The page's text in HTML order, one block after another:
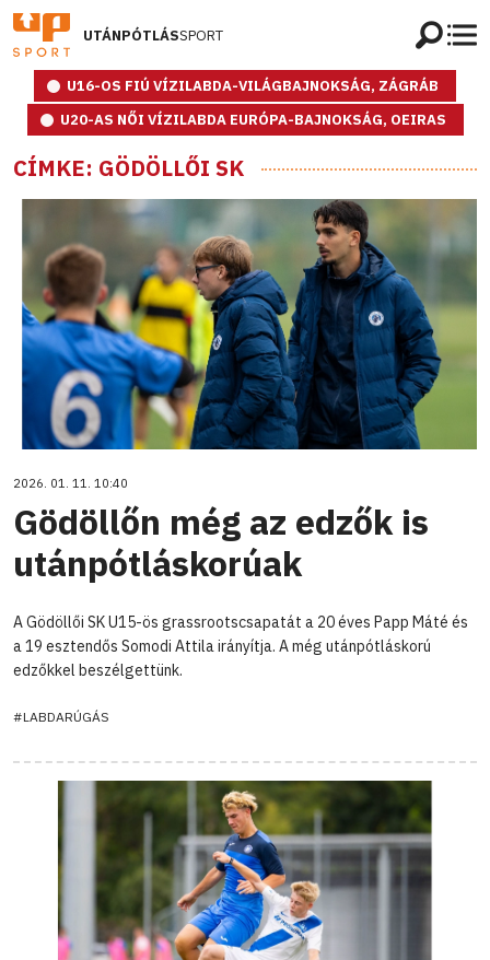
UTÁNPÓTLÁSSPORT
U16-OS FIÚ VÍZILABDA-VILÁGBAJNOKSÁG, ZÁGRÁB
U20-AS NŐI VÍZILABDA EURÓPA-BAJNOKSÁG, OEIRAS
CÍMKE: GÖDÖLLŐI SK
2026. 01. 11. 10:40
Gödöllőn még az edzők is
utánpótláskorúak
A Gödöllői SK U15-ös grassrootscsapatát a 20 éves Papp Máté és
a 19 esztendős Somodi Attila irányítja. A még utánpótláskorú
edzőkkel beszélgettünk.
#LABDARÚGÁS